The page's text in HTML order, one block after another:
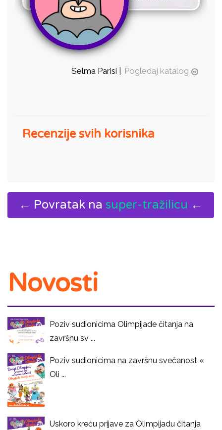
Selma Parisi | Pogledaj katalog
Recenzije svih korisnika
← Povratak na super-tražilicu ←
Novosti
Poziv sudionicima Olimpijade čitanja na
završnu sv ...
Poziv sudionicima na završnu svečanost «
Oli ...
Uskoro kreću prijave za Olimpijadu čitanja